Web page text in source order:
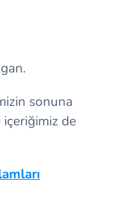
sonuna
içeriğimiz de